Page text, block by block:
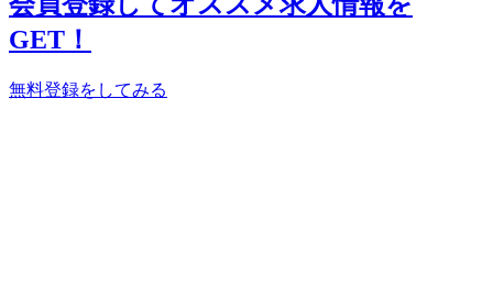
GET！
無料登録をしてみる